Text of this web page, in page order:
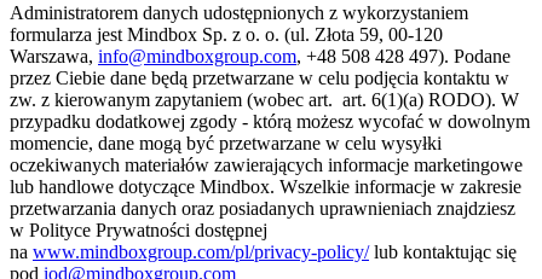
Administratorem danych udostępnionych z wykorzystaniem
formularza jest Mindbox Sp. z o. o. (ul. Złota 59, 00-120
Warszawa, info@mindboxgroup.com, +48 508 428 497). Podane
przez Ciebie dane będą przetwarzane w celu podjęcia kontaktu w
zw. z kierowanym zapytaniem (wobec art. art. 6(1)(a) RODO). W
przypadku dodatkowej zgody - którą możesz wycofać w dowolnym
momencie, dane mogą być przetwarzane w celu wysyłki
oczekiwanych materiałów zawierających informacje marketingowe
lub handlowe dotyczące Mindbox. Wszelkie informacje w zakresie
przetwarzania danych oraz posiadanych uprawnieniach znajdziesz
w Polityce Prywatności dostępnej
na www.mindboxgroup.com/pl/privacy-policy/lub kontaktując się
pod iod@mindboxgroup.com